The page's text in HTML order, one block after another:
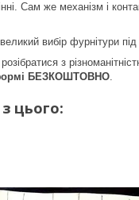
Сам же механізм і
вибір фурнітури
з
формі БЕЗКОШТОВНО.
цього: